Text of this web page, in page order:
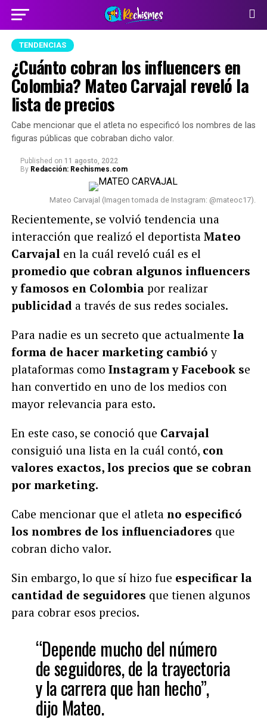
TENDENCIAS
¿Cuánto cobran los influencers en
Colombia? Mateo Carvajal reveló la
lista de precios
Cabe mencionar que el atleta no especificó los nombres de las
figuras públicas que cobraban dicho valor.
Published on 11 agosto, 2022
By Redacción: Rechismes.com
Mateo Carvajal (Imagen tomada de Instagram: @mateoc17).
Recientemente, se volvió tendencia una
interacción que realizó el deportista Mateo
Carvajalen la cuál reveló cuál es el
promedio que cobran algunos influencers
y famosos en Colombiapor realizar
publicidada través de sus redes sociales.
Para nadie es un secreto que actualmente la
forma de hacer marketing cambió y
plataformas como Instagram y Facebook se
han convertido en uno de los medios con
mayor relevancia para esto.
En este caso, se conoció que Carvajal
consiguió una lista en la cuál contó, con
valores exactos, los precios que se cobran
por marketing.
Cabe mencionar que el atleta no especificó
los nombres de los influenciadores que
cobran dicho valor.
Sin embargo, lo que sí hizo fue especificar la
cantidad de seguidores que tienen algunos
para cobrar esos precios.
“Depende mucho del número
de seguidores, de la trayectoria
y la carrera que han hecho”,
dijo Mateo.